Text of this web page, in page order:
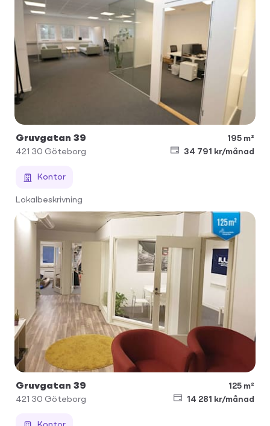
Gruvgatan 39
195 m²
421 30 Göteborg 34 791 kr/månad
Kontor
Lokalbeskrivning
Gruvgatan 39
125 m²
421 30 Göteborg 14 281 kr/månad